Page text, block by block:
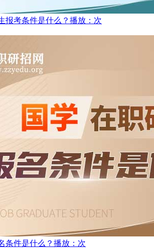
报考条件是什么？ 播放：次
条件是什么？ 播放：次